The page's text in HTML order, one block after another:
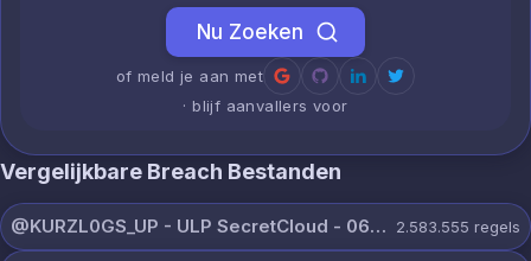
Nu Zoeken
of meld je aan met
· blijf aanvallers voor
Vergelijkbare Breach Bestanden
@KURZL0GS_UP - ULP SecretCloud - 06 August 2026.txt 2.583.555 regels